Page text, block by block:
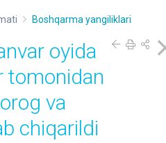
Boshqarma yangiliklari
oyida
tomonidan
va
chiqarildi